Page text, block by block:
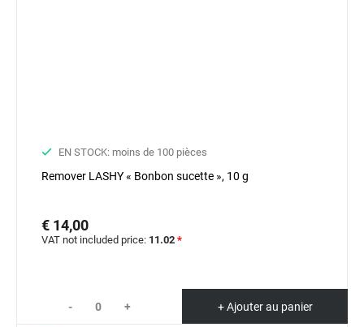
EN STOCK: moins de 100 pièces
Remover LASHY « Bonbon sucette », 10 g
€ 14,00
VAT not included price: 11.02 *
- + + Ajouter au panier